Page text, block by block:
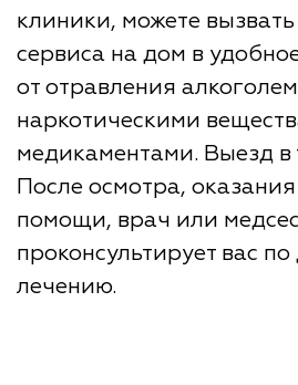
клиники, можете
сервиса на дом в
от отравления
наркотическими
медикаментами. Выезд в
После осмотра,
помощи, врач или
проконсультирует вас
лечению.